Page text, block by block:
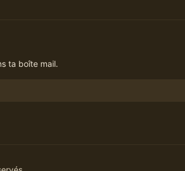
ta boîte mail.